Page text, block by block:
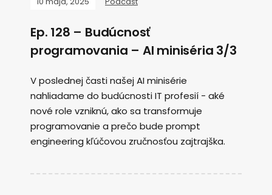
Ep. 128 – Budúcnosť
programovania – AI miniséria 3/3
V poslednej časti našej AI minisérie
nahliadame do budúcnosti IT profesií - aké
nové role vzniknú, ako sa transformuje
programovanie a prečo bude prompt
engineering kľúčovou zručnosťou zajtrajška.